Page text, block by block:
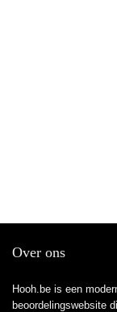
Over ons
Hooh.be is een
beoordelingswebsite